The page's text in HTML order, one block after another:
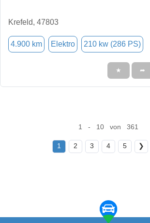
Krefeld, 47803
4.900 km Elektro 210 kw (286 PS)
★ ➦
1 - 10 von 361
1 2 3 4 5 ❯